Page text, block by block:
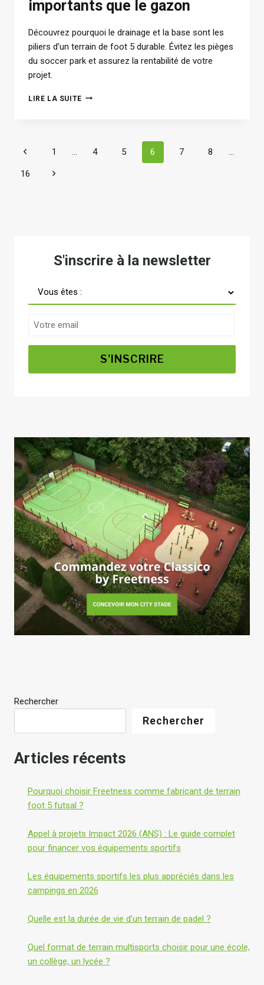
importants que le gazon
Découvrez pourquoi le drainage et la base sont les
piliers d’un terrain de foot 5 durable. Évitez les pièges
du soccer park et assurez la rentabilité de votre
projet.
LIRE LA SUITETERRAIN
GAZON
Navigation
de
Page
précédente
1 … 4 5 6 7 8 …
16
Page
S'inscrire à la newsletter
Rechercher
Rechercher
Articles récents
Pourquoi choisir Freetness comme fabricant de terrain
foot 5 futsal ?
Appel à projets Impact 2026 (ANS) : Le guide complet
pour financer vos équipements sportifs
Les équipements sportifs les plus appréciés dans les
campings en 2026
Quelle est la durée de vie d’un terrain de padel ?
Quel format de terrain multisports choisir pour une école,
un collège, un lycée ?